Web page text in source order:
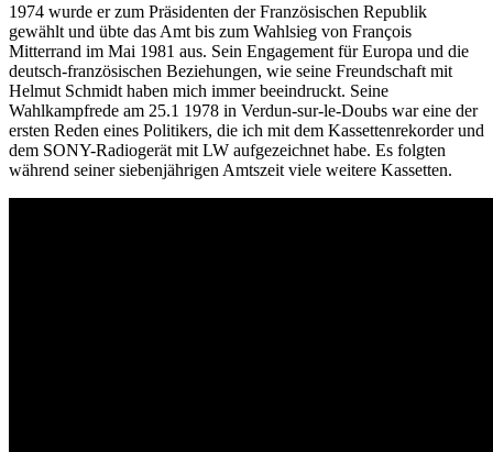
1974 wurde er zum Präsidenten der Französischen Republik
gewählt und übte das Amt bis zum Wahlsieg von François
Mitterrand im Mai 1981 aus. Sein Engagement für Europa und die
deutsch-französischen Beziehungen, wie seine Freundschaft mit
Helmut Schmidt haben mich immer beeindruckt. Seine
Wahlkampfrede am 25.1 1978 in Verdun-sur-le-Doubs war eine der
ersten Reden eines Politikers, die ich mit dem Kassettenrekorder und
dem SONY-Radiogerät mit LW aufgezeichnet habe. Es folgten
während seiner siebenjährigen Amtszeit viele weitere Kassetten.